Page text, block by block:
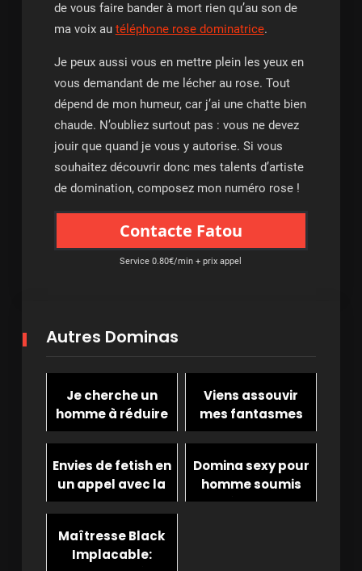
de vous faire bander à mort rien qu’au son de
ma voix au téléphone rose dominatrice.
Je peux aussi vous en mettre plein les yeux en
vous demandant de me lécher au rose. Tout
dépend de mon humeur, car j’ai une chatte bien
chaude. N’oubliez surtout pas : vous ne devez
jouir que quand je vous y autorise. Si vous
souhaitez découvrir donc mes talents d’artiste
de domination, composez mon numéro rose !
Contacte Fatou
Service 0.80€/min + prix appel
Autres Dominas
Je cherche un
homme à réduire
en esclave sexuel
Viens assouvir
mes fantasmes
de money slave
Envies de fetish en
un appel avec la
domina Lucy
Domina sexy pour
homme soumis
obéissant et
Maîtresse Black
Implacable: